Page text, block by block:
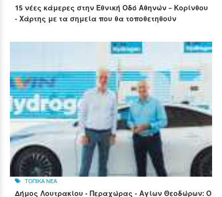
15 νέες κάμερες στην Εθνική Οδό Αθηνών – Κορίνθου
- Χάρτης με τα σημεία που θα τοποθετηθούν
ΤΟΠΙΚΑ ΝΕΑ
Δήμος Λουτρακίου - Περαχώρας - Αγίων Θεοδώρων: Ο